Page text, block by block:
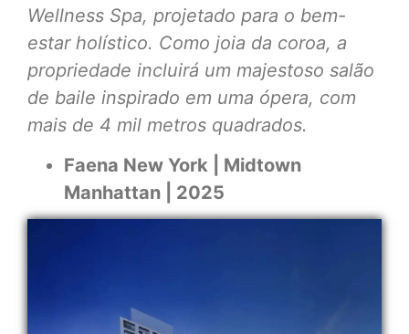
Wellness Spa, projetado para o bem-
estar holístico. Como joia da coroa, a
propriedade incluirá um majestoso salão
de baile inspirado em uma ópera, com
mais de 4 mil metros quadrados.
Faena New York | Midtown
Manhattan | 2025